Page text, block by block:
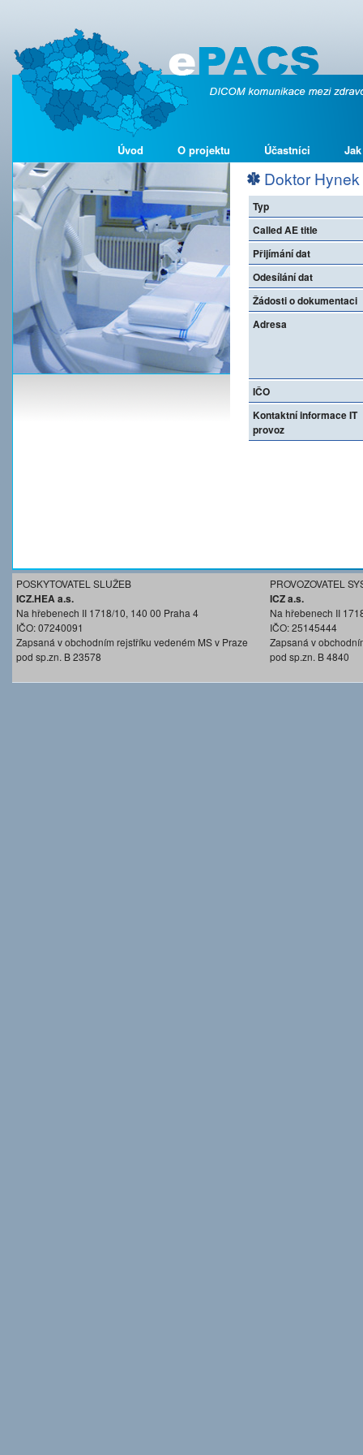
Úvod O projektu Účastníci
Doktor Hynek
Typ
Called AE title
Přijímání dat
Odesílání dat
Žádosti o dokumentaci
Adresa
IČO
Kontaktní informace IT
provoz
POSKYTOVATEL SLUŽEB
ICZ.HEA a.s.
Na hřebenech II 1718/10, 140 00 Praha 4
IČO: 07240091
Zapsaná v obchodním rejstříku vedeném MS v Praze
pod sp.zn. B 23578
PROVOZOVATEL
ICZ a.s.
Na hřebenech II
IČO: 25145444
Zapsaná v
pod sp.zn. B 4840